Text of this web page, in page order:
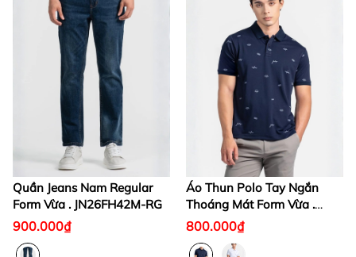
Quần Jeans Nam Regular
Form Vừa . JN26FH42M-RG
900.000₫
Áo Thun Polo Tay Ngắn
Thoáng Mát Form Vừa .
KS26FH70T-RGWK
800.000₫